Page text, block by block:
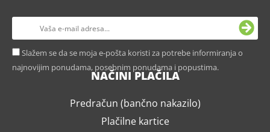
Slažem se da se moja e-pošta koristi za potrebe informiranja o
najnovijim ponudama, posebnim ponudama i popustima.
NAČINI PLAČILA
Predračun (bančno nakazilo)
Plačilne kartice